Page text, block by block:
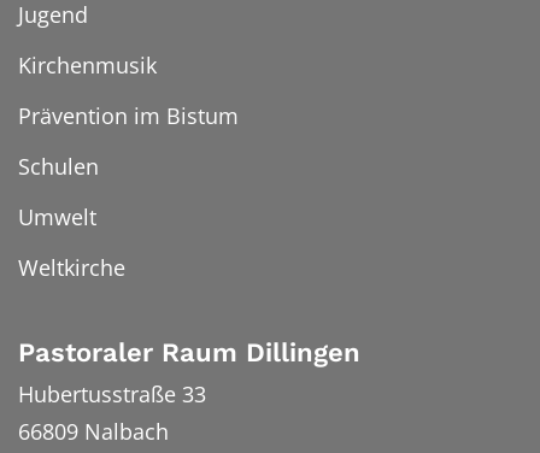
Jugend
Kirchenmusik
Prävention im Bistum
Schulen
Umwelt
Weltkirche
Pastoraler Raum Dillingen
Hubertusstraße 33
66809 Nalbach